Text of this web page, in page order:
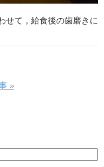
せて，給食後の歯磨きに
»